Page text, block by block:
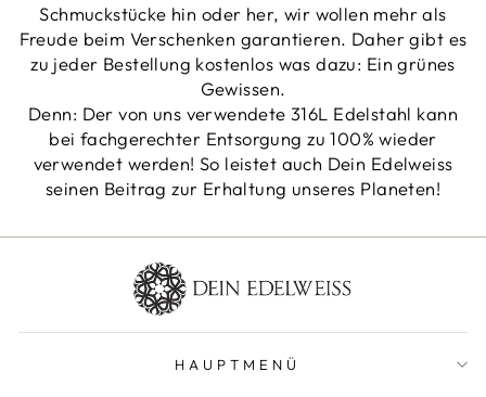
Schmuckstücke hin oder her, wir wollen mehr als
Freude beim Verschenken garantieren. Daher gibt es
zu jeder Bestellung kostenlos was dazu: Ein grünes
Gewissen.
Denn: Der von uns verwendete 316L Edelstahl kann
bei fachgerechter Entsorgung zu 100% wieder
verwendet werden! So leistet auch Dein Edelweiss
seinen Beitrag zur Erhaltung unseres Planeten!
HAUPTMENÜ